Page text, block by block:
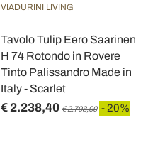
VIADURINI LIVING
Tavolo Tulip Eero Saarinen
H 74 Rotondo in Rovere
Tinto Palissandro Made in
Italy - Scarlet
€ 2.238,40 € 2.798,00 - 20%